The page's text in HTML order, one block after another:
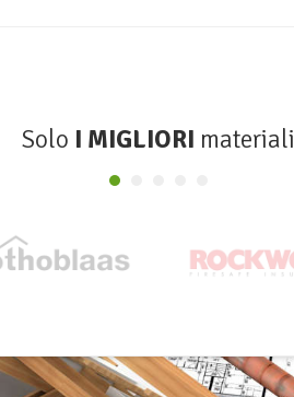
Solo I MIGLIORI materiali